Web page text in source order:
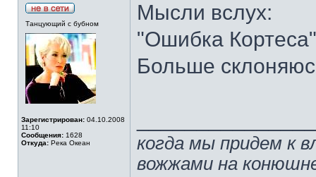
Танцующий с бубном
Зарегистрирован: 04.10.2008
11:10
Сообщения: 1628
Откуда: Река Океан
Мысли вслух:
"Ошибка
Больше
когда мы придем к
вожжами на